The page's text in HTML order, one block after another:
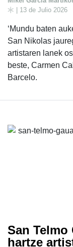
| 13 de Julio 2026
‘Mundu baten
San Nikolas
artistaren lanek
beste, Carmen
Barcelo.
San Telmo
hartze